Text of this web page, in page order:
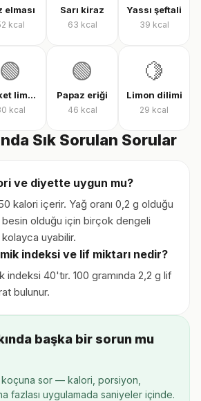
elması
kcal
Sarı kiraz
63 kcal
Yassı şeftali
39 kcal
🟢
Misket limonu
kcal
🟢
Papaz eriği
46 kcal
🍋
Limon dilimi
29 kcal
Sık Sorulan Sorular
ve diyette uygun mu?
kalori içerir. Yağ oranı 0,2 g olduğu
olduğu için birçok dengeli
uyabilir.
indeksi ve lif miktarı nedir?
indeksi 40'tır. 100 gramında 2,2 g lif
bulunur.
başka bir sorun mu
sor — kalori, porsiyon,
fazlası uygulamada saniyeler içinde.